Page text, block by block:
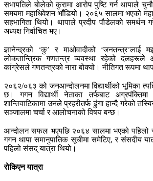
सभापतिले बोलेको कुरामा आरोप पुष्टि गर्न थापाले
समयमा महाधिवेशन भाँडियो। २०६५ सालमा भएको
सहभागिता थियो। थापाले प्रदीप पौडेलको समर्थन
अध्यक्ष निर्वाचित भए।
ज्ञानेन्द्रको ‘कु’ र माओवादीको ‘जनतन्त्र’लाई
लोकतान्त्रिक गणतन्त्र व्यवस्था रहेको
कांग्रेसले गणतन्त्रको नारा बोक्यो। नीतिगत रूपमा
२०६२/०६३ को जनआन्दोलनमा विद्यार्थीको भूमिका
छ। गगन विद्यार्थी नेताका तर्फबाट
शान्तिवाटिकामा उनले प्रहरीतर्फ ढुंगा हान्दै गरेको
सञ्जालमा चर्चा र आलोचनाको विषय बन्छ।
आन्दोलन सफल भएपछि २०६४ सालमा भएको पहिलो
गगन थापा समानुपातिक सूचीमा समेटिए, र संसदीय
पहिलो संसद् यात्रा थियो।
रोकिएन यात्रा